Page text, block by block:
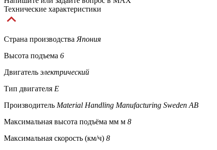
Технические характеристики
Страна производства Япония
Высота подъема 6
Двигатель электрический
Тип двигателя E
Производитель Material Handling Manufacturing Sweden AB
Максимальная высота подъёма мм м 8
Максимальная скорость (км/ч) 8